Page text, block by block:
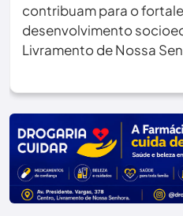
contribuam para o
desenvolvimento
Livramento de Nossa